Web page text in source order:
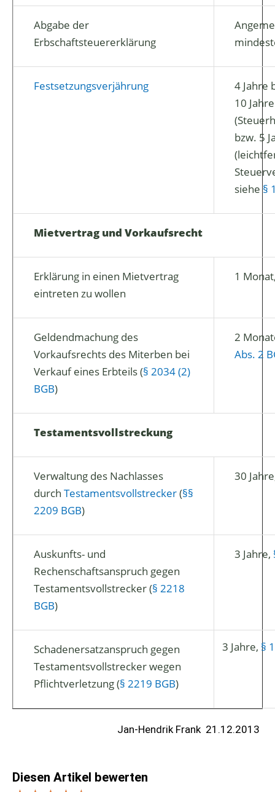
Abgabe der
Erbschaftsteuererklärung
Festsetzungsverjährung
4 Jahre
10
bzw. 5
siehe §
Mietvertrag und Vorkaufsrecht
Erklärung in einen Mietvertrag
eintreten zu wollen
1
Geldendmachung des
Vorkaufsrechts des Miterben bei
Verkauf eines Erbteils (§ 2034 (2)
BGB)
2
Abs. 2
Testamentsvollstreckung
Verwaltung des Nachlasses
durch Testamentsvollstrecker(§§
2209 BGB)
30
Auskunfts- und
Rechenschaftsanspruch gegen
Testamentsvollstrecker (§ 2218
BGB)
3 Jahre,
Schadenersatzanspruch gegen
Testamentsvollstrecker wegen
Pflichtverletzung (§ 2219 BGB)
3 Jahre, §
Jan-Hendrik Frank 21.12.2013
Diesen Artikel bewerten